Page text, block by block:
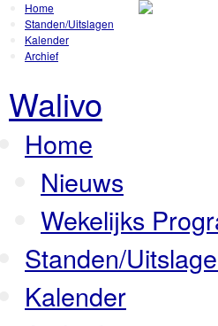
Home
Standen/Uitslagen
Kalender
Archief
Walivo
Home
Nieuws
Wekelijks
Standen/
Kalender